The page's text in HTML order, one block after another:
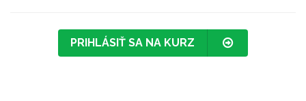
PRIHLÁSIŤ SA NA KURZ